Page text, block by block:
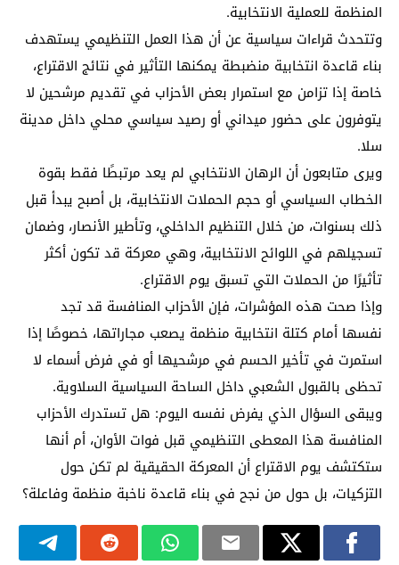
المنظمة للعملية الانتخابية.
وتتحدث قراءات سياسية عن أن هذا العمل التنظيمي يستهدف
بناء قاعدة انتخابية منضبطة يمكنها التأثير في نتائج الاقتراع،
خاصة إذا تزامن مع استمرار بعض الأحزاب في تقديم مرشحين لا
يتوفرون على حضور ميداني أو رصيد سياسي محلي داخل مدينة
سلا.
ويرى متابعون أن الرهان الانتخابي لم يعد مرتبطًا فقط بقوة
الخطاب السياسي أو حجم الحملات الانتخابية، بل أصبح يبدأ قبل
ذلك بسنوات، من خلال التنظيم الداخلي، وتأطير الأنصار، وضمان
تسجيلهم في اللوائح الانتخابية، وهي معركة قد تكون أكثر
تأثيرًا من الحملات التي تسبق يوم الاقتراع.
وإذا صحت هذه المؤشرات، فإن الأحزاب المنافسة قد تجد
نفسها أمام كتلة انتخابية منظمة يصعب مجاراتها، خصوصًا إذا
استمرت في تأخير الحسم في مرشحيها أو في فرض أسماء لا
تحظى بالقبول الشعبي داخل الساحة السياسية السلاوية.
ويبقى السؤال الذي يفرض نفسه اليوم: هل تستدرك الأحزاب
المنافسة هذا المعطى التنظيمي قبل فوات الأوان، أم أنها
ستكتشف يوم الاقتراع أن المعركة الحقيقية لم تكن حول
التزكيات، بل حول من نجح في بناء قاعدة ناخبة منظمة وفاعلة؟